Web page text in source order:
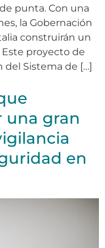
punta. Con una
la Gobernación
construirán un
proyecto de
Sistema de […]
una gran
en